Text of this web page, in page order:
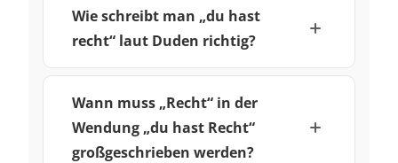
Wie schreibt man „du hast
recht“ laut Duden richtig?
Wann muss „Recht“ in der
Wendung „du hast Recht“
großgeschrieben werden?